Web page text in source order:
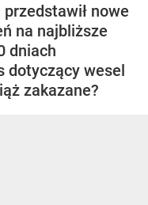
nowe
na najbliższe
dniach
dotyczący wesel
zakazane?